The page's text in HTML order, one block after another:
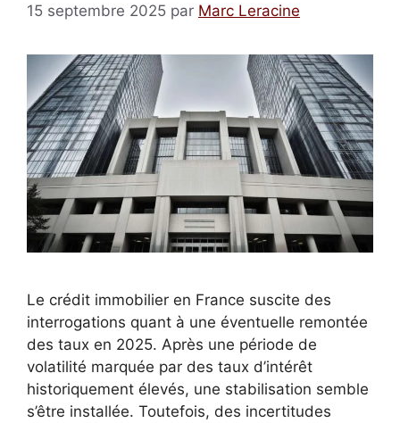
15 septembre 2025 par Marc Leracine
Le crédit immobilier en France suscite des
interrogations quant à une éventuelle remontée
des taux en 2025. Après une période de
volatilité marquée par des taux d’intérêt
historiquement élevés, une stabilisation semble
s’être installée. Toutefois, des incertitudes